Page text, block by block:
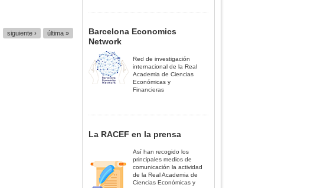
siguiente › última »
Barcelona Economics
Network
Red de investigación
internacional de la Real
Academia de Ciencias
Económicas y
Financieras
La RACEF en la prensa
Así han recogido los
principales medios de
comunicación la actividad
de la Real Academia de
Ciencias Económicas y